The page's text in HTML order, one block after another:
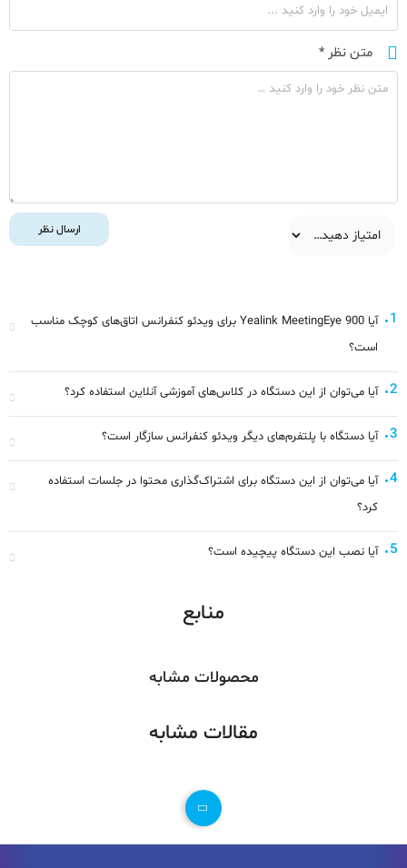
متن نظر *
ارسال نظر
1
آیا Yealink MeetingEye 900 برای ویدئو کنفرانس اتاق‌های کوچک مناسب
است؟
2 آیا می‌توان از این دستگاه در کلاس‌های آموزشی آنلاین استفاده کرد؟
3 آیا دستگاه با پلتفرم‌های دیگر ویدئو کنفرانس سازگار است؟
4
آیا می‌توان از این دستگاه برای اشتراک‌گذاری محتوا در جلسات استفاده
کرد؟
5 آیا نصب این دستگاه پیچیده است؟
منابع
محصولات مشابه
مقالات مشابه